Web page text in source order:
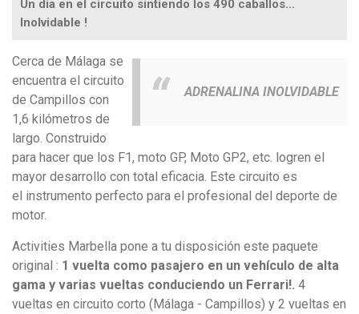
Un día en el circuito sintiendo los 490 caballos...
Inolvidable !
ADRENALINA INOLVIDABLE
Cerca de Málaga se
encuentra el circuito
de Campillos con
1,6 kilómetros de
largo. Construido
para hacer que los F1, moto GP, Moto GP2, etc. logren el
mayor desarrollo con total eficacia. Este circuito es
el instrumento perfecto para el profesional del deporte de
motor.
Activities Marbella pone a tu disposición este paquete
original : 1 vuelta como pasajero en un vehículo de alta
gama y varias vueltas conduciendo un Ferrari!. 4
vueltas en circuito corto (Málaga - Campillos) y 2 vueltas en